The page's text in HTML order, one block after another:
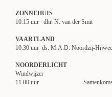
ZONNEHUIS
10.15 uur dhr. N. van der Smit
VAARTLAND
10.30 uur ds. M.A.D. Noordzij-
NOORDERLICHT
Windwijzer
11.00 uur